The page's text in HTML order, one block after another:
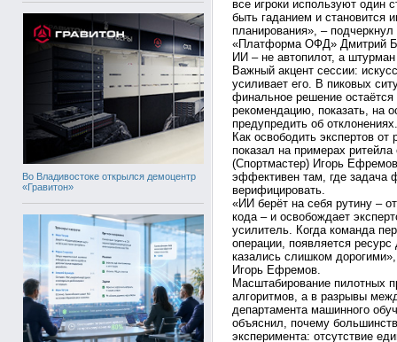
Во Владивостоке открылся демоцентр
«Гравитон»
все игроки используют один
быть гаданием и становится
планирования», –
«Платформа ОФД» Дмитрий
ИИ – не автопилот, а штурман
Важный акцент сессии:
усиливает его. В пиковых
финальное решение
рекомендацию, показать, на
предупредить об отклонениях.
Как освободить экспертов от
показал на примерах
(Спортмастер) Игорь
эффективен там, где задача
верифицировать.
«ИИ берёт на себя рутину –
кода – и освобождает
усилитель. Когда команда
операции, появляется
казались слишком
Игорь Ефремов.
Масштабирование пилотных
алгоритмов, а в разрывы
департамента машинного
объяснил, почему
эксперимента: отсутствие